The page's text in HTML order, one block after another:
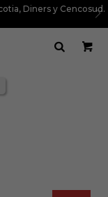
Diners y Cencosud.